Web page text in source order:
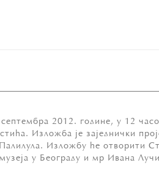
2012. године, у 12
Изложба је заједнички
Изложбу ће отворити
у Београду и мр Ивана